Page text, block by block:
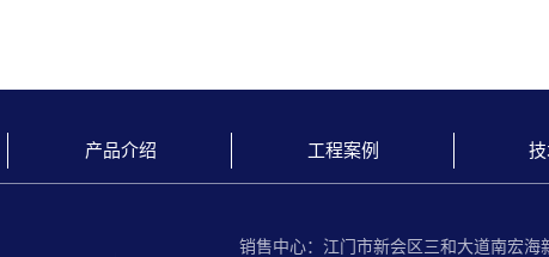
产品介绍 工程案例
销售中心：江门市新会区三和大道南宏海